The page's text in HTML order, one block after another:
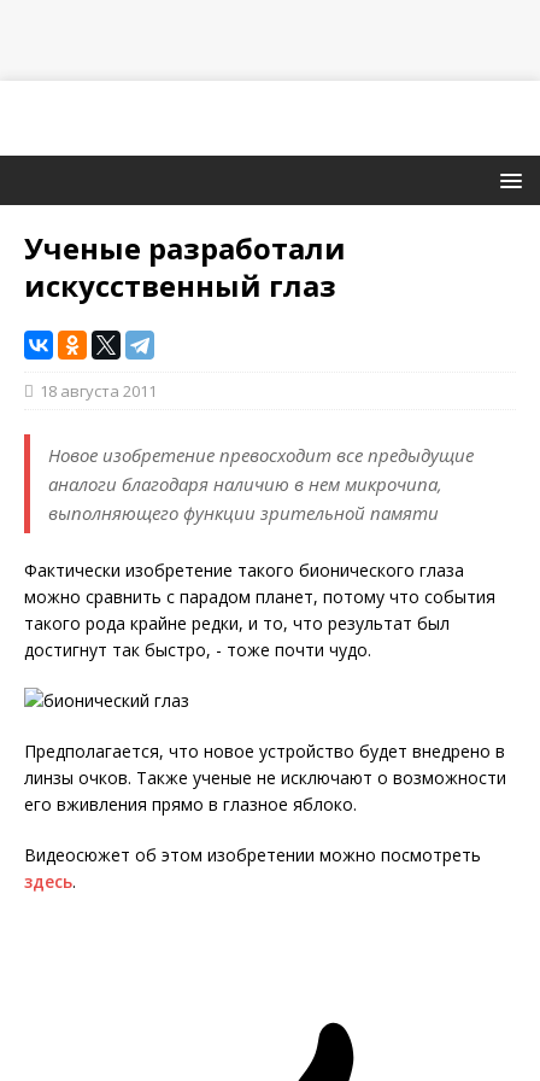
Ученые разработали
искусственный глаз
18 августа 2011
Новое изобретение превосходит все предыдущие
аналоги благодаря наличию в нем микрочипа,
выполняющего функции зрительной памяти
Фактически изобретение такого бионического глаза
можно сравнить с парадом планет, потому что события
такого рода крайне редки, и то, что результат был
достигнут так быстро, - тоже почти чудо.
Предполагается, что новое устройство будет внедрено в
линзы очков. Также ученые не исключают о возможности
его вживления прямо в глазное яблоко.
Видеосюжет об этом изобретении можно посмотреть
здесь.